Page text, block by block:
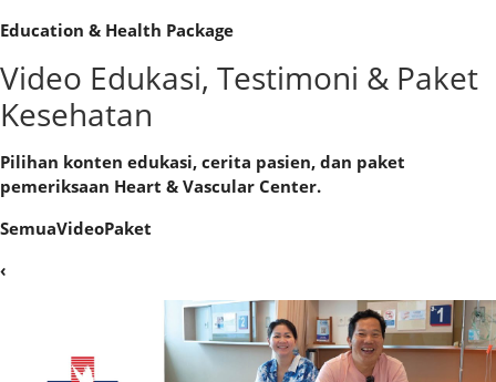
Education & Health Package
Video Edukasi, Testimoni & Paket
Kesehatan
Pilihan konten edukasi, cerita pasien, dan paket
pemeriksaan Heart & Vascular Center.
SemuaVideoPaket
‹